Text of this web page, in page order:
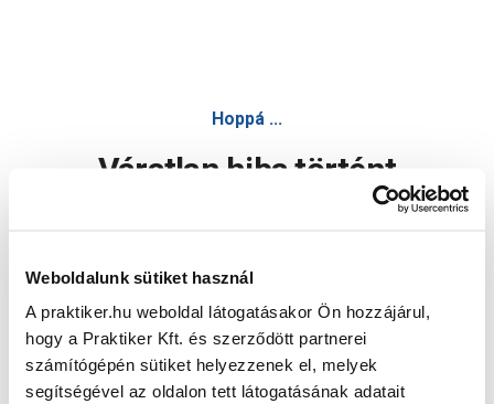
Weboldalunk sütiket használ
A praktiker.hu weboldal látogatásakor Ön hozzájárul,
hogy a Praktiker Kft. és szerződött partnerei
számítógépén sütiket helyezzenek el, melyek
segítségével az oldalon tett látogatásának adatait
Hoppá ...
Váratlan hiba történt
Oldal újratöltése